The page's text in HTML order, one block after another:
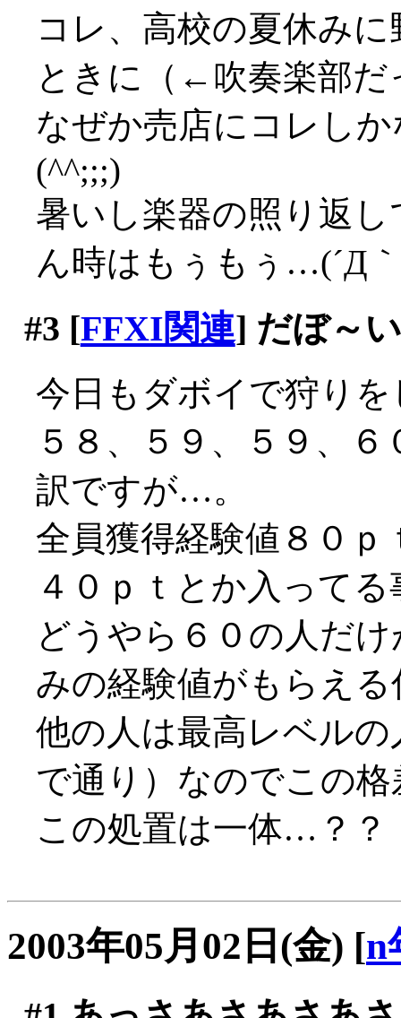
コレ、高校の夏休み
ときに（←吹奏楽部だ
なぜか売店にコレし
(^^;;;)
暑いし楽器の照り返
ん時はもぅもぅ…(´Д
#3 [FFXI関連] だぼ～
今日もダボイで狩り
５８、５９、５９、
訳ですが…。
全員獲得経験値８０
４０ｐｔとか入って
どうやら６０の人だ
みの経験値がもらえ
他の人は最高レベル
で通り）なのでこの
この処置は一体…？？
2003年05月02日(金) [n